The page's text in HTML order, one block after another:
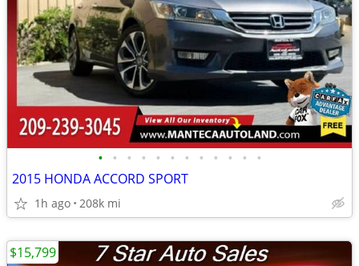
• • • • • • • • • • • •
2015 HONDA ACCORD SPORT
1h ago 208k mi
$15,799